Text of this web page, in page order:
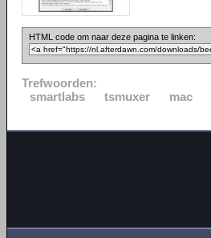
HTML code om naar deze pagina te linken:
Trefwoorden:
smartlabs
tsmuxer mac